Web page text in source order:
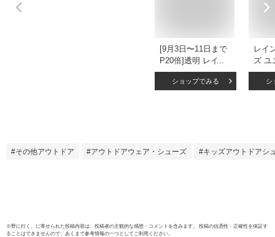
[9月3日〜11日まで
P20倍]透明 レイン
ブーツ 長靴 15cm
子供 かわいい クリ
ヘン 女の子【反射
ショップでみる
レイ
ズ ユ
長靴
ター
タグ
シ
その他アウトドア アウトドアウェア・シューズ キッズアウトドアシ
※野に行く。 に寄せられた投稿内容は、投稿者の主観的な感想・コメントを含みます。 投稿の信憑性・正確性を保証す
ることはできませんので、あくまで参考情報の一つとしてご利用ください。